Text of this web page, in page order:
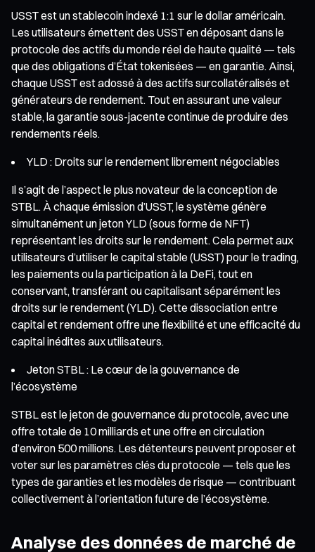
USST est un stablecoin indexé 1:1 sur le dollar américain.
Les utilisateurs émettent des USST en déposant dans le
protocole des actifs du monde réel de haute qualité — tels
que des obligations d’État tokenisées — en garantie. Ainsi,
chaque USST est adossé à des actifs surcollatéralisés et
générateurs de rendement. Tout en assurant une valeur
stable, la garantie sous-jacente continue de produire des
rendements réels.
YLD : Droits sur le rendement librement négociables
Il s’agit de l’aspect le plus novateur de la conception de
STBL. À chaque émission d’USST, le système génère
simultanément un jeton YLD (sous forme de NFT)
représentant les droits sur le rendement. Cela permet aux
utilisateurs d’utiliser le capital stable (USST) pour le trading,
les paiements ou la participation à la DeFi, tout en
conservant, transférant ou capitalisant séparément les
droits sur le rendement (YLD). Cette dissociation entre
capital et rendement offre une flexibilité et une efficacité du
capital inédites aux utilisateurs.
Jeton STBL : Le cœur de la gouvernance de
l’écosystème
STBL est le jeton de gouvernance du protocole, avec une
offre totale de 10 milliards et une offre en circulation
d’environ 500 millions. Les détenteurs peuvent proposer et
voter sur les paramètres clés du protocole — tels que les
types de garanties et les modèles de risque — contribuant
collectivement à l’orientation future de l’écosystème.
Analyse des données de marché de